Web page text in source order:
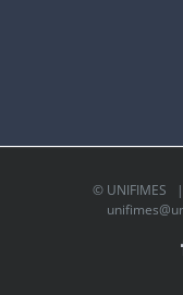
© UNIFIMES |